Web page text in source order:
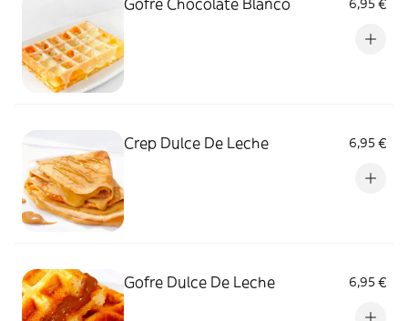
Gofre Chocolate Blanco 6,95 €
Crep Dulce De Leche 6,95 €
Gofre Dulce De Leche 6,95 €